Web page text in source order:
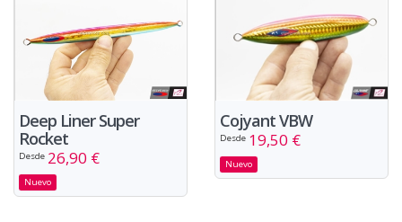
Deep Liner Super
Rocket
Desde 26,90 €
Nuevo
Cojyant VBW
Desde 19,50 €
Nuevo